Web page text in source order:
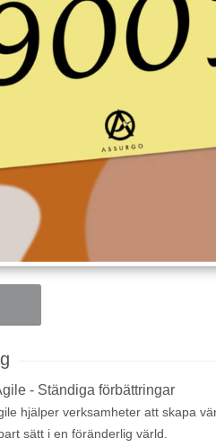
- Ständiga förbättringar
hjälper verksamheter att skapa
sätt i en föränderlig värld.